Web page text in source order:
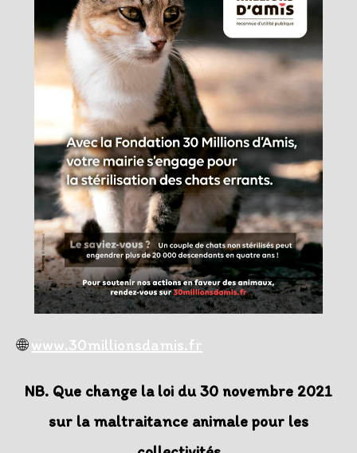
🌐www.30millionsdamis.fr
NB. Que change la loi du 30 novembre 2021
sur la maltraitance animale pour les